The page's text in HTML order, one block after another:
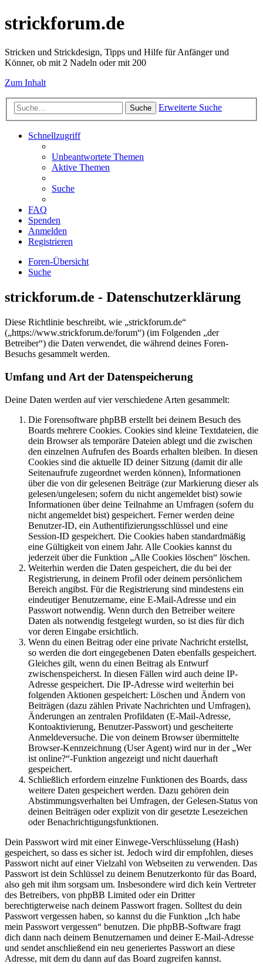
strickforum.de
Stricken und Strickdesign, Tipps und Hilfe für Anfänger und
Könner, ob mit 2 Nadeln oder mit 200
Zum Inhalt
Suche Erweiterte Suche
Schnellzugriff
Unbeantwortete Themen
Aktive Themen
Suche
FAQ
Spenden
Anmelden
Registrieren
Foren-Übersicht
Suche
strickforum.de - Datenschutzerklärung
Diese Richtlinie beschreibt, wie „strickforum.de“
(„https://www.strickforum.de/forum“) (im Folgenden „der
Betreiber“) die Daten verwendet, die während deines Foren-
Besuchs gesammelt werden.
Umfang und Art der Datenspeicherung
Deine Daten werden auf vier verschiedene Arten gesammelt:
Die Forensoftware phpBB erstellt bei deinem Besuch des
Boards mehrere Cookies. Cookies sind kleine Textdateien, die
dein Browser als temporäre Dateien ablegt und die zwischen
den einzelnen Aufrufen des Boards erhalten bleiben. In diesen
Cookies sind die aktuelle ID deiner Sitzung (damit dir alle
Seitenaufrufe zugeordnet werden können), Informationen
über die von dir gelesenen Beiträge (zur Markierung dieser als
gelesen/ungelesen; sofern du nicht angemeldet bist) sowie
Informationen über deine Teilnahme an Umfragen (sofern du
nicht angemeldet bist) gespeichert. Ferner werden deine
Benutzer-ID, ein Authentifizierungsschlüssel und eine
Session-ID gespeichert. Die Cookies haben standardmäßig
eine Gültigkeit von einem Jahr. Alle Cookies kannst du
jederzeit über die Funktion „Alle Cookies löschen“ löschen.
Weiterhin werden die Daten gespeichert, die du bei der
Registrierung, in deinem Profil oder deinem persönlichem
Bereich angibst. Für die Registrierung sind mindestens ein
eindeutiger Benutzername, eine E-Mail-Adresse und ein
Passwort notwendig. Wenn durch den Betreiber weitere
Daten als notwendig festgelegt wurden, so ist dies für dich
vor deren Eingabe ersichtlich.
Wenn du einen Beitrag oder eine private Nachricht erstellst,
so werden die dort eingegebenen Daten ebenfalls gespeichert.
Gleiches gilt, wenn du einen Beitrag als Entwurf
zwischenspeicherst. In diesen Fällen wird auch deine IP-
Adresse gespeichert. Die IP-Adresse wird weiterhin bei
folgenden Aktionen gespeichert: Löschen und Ändern von
Beiträgen (dazu zählen Private Nachrichten und Umfragen),
Änderungen an zentralen Profildaten (E-Mail-Adresse,
Kontoaktivierung, Benutzer-Passwort) und gescheiterte
Anmeldeversuche. Die von deinem Browser übermittelte
Browser-Kennzeichnung (User Agent) wird nur in der „Wer
ist online?“-Funktion angezeigt und nicht dauerhaft
gespeichert.
Schließlich erfordern einzelne Funktionen des Boards, dass
weitere Daten gespeichert werden. Dazu gehören dein
Abstimmungsverhalten bei Umfragen, der Gelesen-Status von
deinen Beiträgen oder explizit von dir gesetzte Lesezeichen
oder Benachrichtigungsfunktionen.
Dein Passwort wird mit einer Einwege-Verschlüsselung (Hash)
gespeichert, so dass es sicher ist. Jedoch wird dir empfohlen, dieses
Passwort nicht auf einer Vielzahl von Webseiten zu verwenden. Das
Passwort ist dein Schlüssel zu deinem Benutzerkonto für das Board,
also geh mit ihm sorgsam um. Insbesondere wird dich kein Vertreter
des Betreibers, von phpBB Limited oder ein Dritter
berechtigterweise nach deinem Passwort fragen. Solltest du dein
Passwort vergessen haben, so kannst du die Funktion „Ich habe
mein Passwort vergessen“ benutzen. Die phpBB-Software fragt
dich dann nach deinem Benutzernamen und deiner E-Mail-Adresse
und sendet anschließend ein neu generiertes Passwort an diese
Adresse, mit dem du dann auf das Board zugreifen kannst.